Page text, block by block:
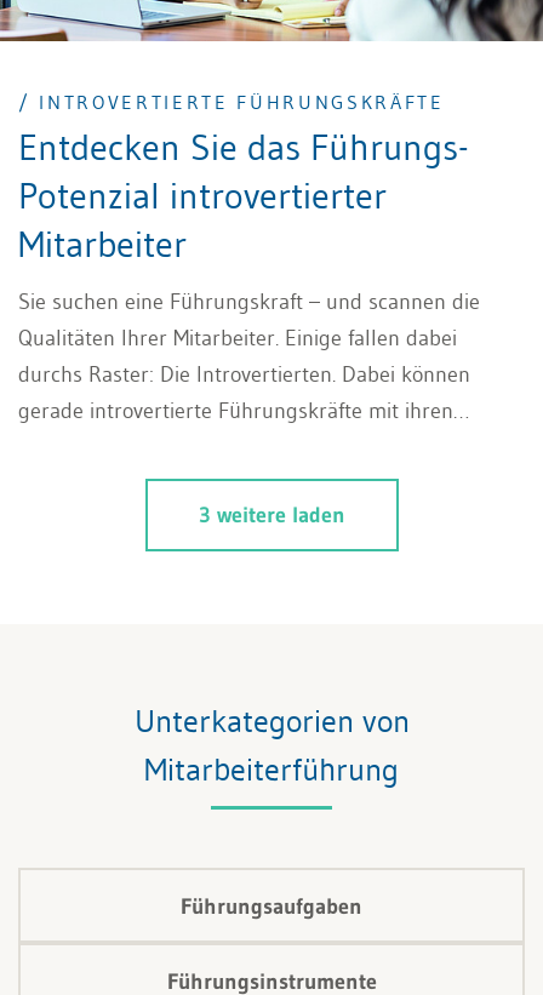
/ INTROVERTIERTE FÜHRUNGSKRÄFTE
Entdecken Sie das Führungs-
Potenzial introvertierter
Mitarbeiter
Sie suchen eine Führungskraft – und scannen die
Qualitäten Ihrer Mitarbeiter. Einige fallen dabei
durchs Raster: Die Introvertierten. Dabei können
gerade introvertierte Führungskräfte mit ihren
Perspektive. Es lohnt sich.
3 weitere laden
Unterkategorien von
Mitarbeiterführung
Führungsaufgaben
Führungsinstrumente